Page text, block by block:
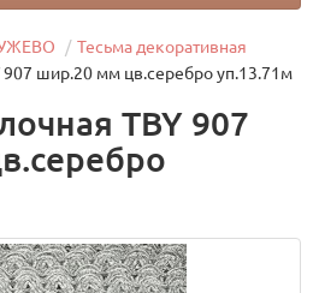
Тесьма декоративная
907 шир.20 мм цв.серебро уп.13.71м
TBY 907